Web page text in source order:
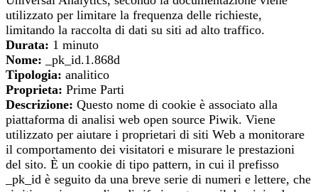
utilizzato per limitare la frequenza delle richieste,
limitando la raccolta di dati su siti ad alto traffico.
Durata: 1 minuto
Nome: _pk_id.1.868d
Tipologia: analitico
Proprieta: Prime Parti
Descrizione: Questo nome di cookie è associato alla
piattaforma di analisi web open source Piwik. Viene
utilizzato per aiutare i proprietari di siti Web a monitorare
il comportamento dei visitatori e misurare le prestazioni
del sito. È un cookie di tipo pattern, in cui il prefisso
_pk_id è seguito da una breve serie di numeri e lettere, che